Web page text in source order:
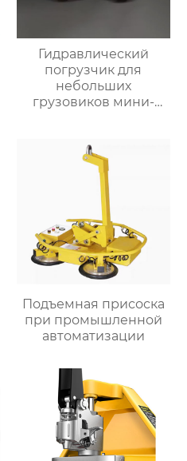
Гидравлический
погрузчик для
небольших
грузовиков мини-
Подъемная присоска
при промышленной
автоматизации